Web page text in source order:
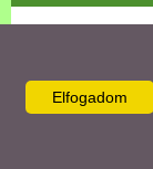
Egyéb
Uraiújfalu
2022.11.17
Elfogadom